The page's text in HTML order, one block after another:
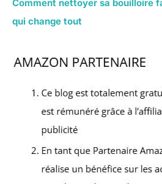
Comment nettoyer sa bouilloire
qui change tout